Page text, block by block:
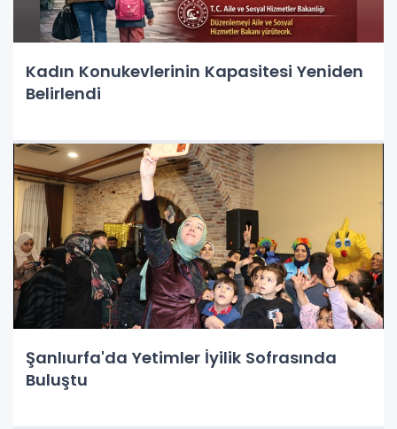
Kadın Konukevlerinin Kapasitesi Yeniden
Belirlendi
Şanlıurfa'da Yetimler İyilik Sofrasında
Buluştu